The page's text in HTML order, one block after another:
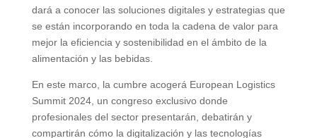
dará a conocer las soluciones digitales y estrategias que
se están incorporando en toda la cadena de valor para
mejor la eficiencia y sostenibilidad en el ámbito de la
alimentación y las bebidas.
En este marco, la cumbre acogerá European Logistics
Summit 2024, un congreso exclusivo donde
profesionales del sector presentarán, debatirán y
compartirán cómo la digitalización y las tecnologías